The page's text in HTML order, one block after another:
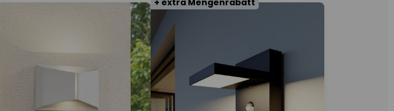
+ extra Mengenrabatt